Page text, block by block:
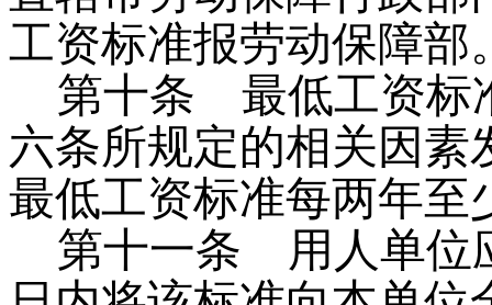
工资标准报劳动保障部
第十条 最低工资标
六条所规定的相关因素
最低工资标准每两年至
第十一条 用人单位